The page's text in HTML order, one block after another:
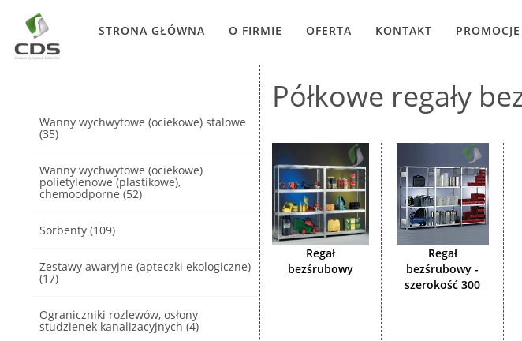
STRONA GŁÓWNA O FIRMIE OFERTA KONTAKT PROMOCJE
Wanny wychwytowe (ociekowe) stalowe
(35)
Wanny wychwytowe (ociekowe)
polietylenowe (plastikowe),
chemoodporne (52)
Sorbenty (109)
Zestawy awaryjne (apteczki ekologiczne)
(17)
Ograniczniki rozlewów, osłony
studzienek kanalizacyjnych (4)
Półkowe regały
Regał
bezśrubowy
Regał
bezśrubowy -
szerokość 300